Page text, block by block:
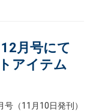
月号にて
アイテム
（11月10日発刊）